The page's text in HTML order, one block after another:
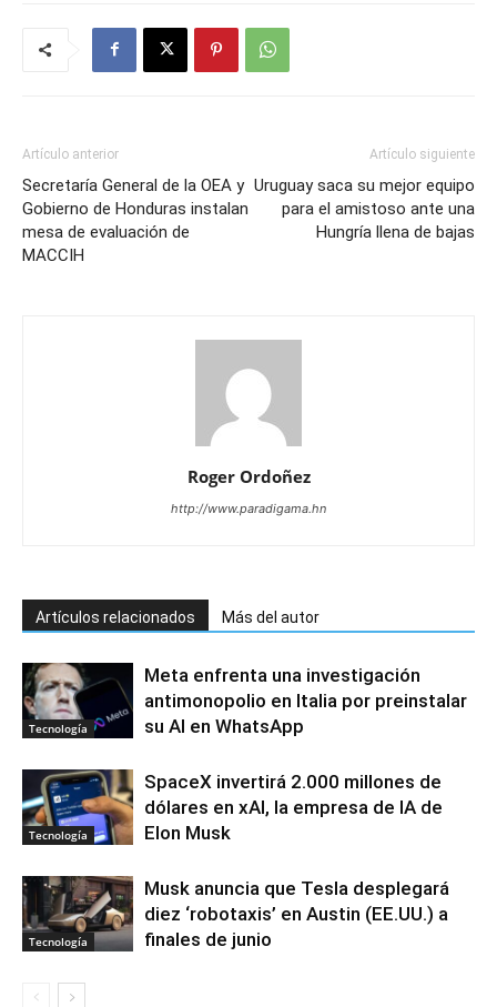
Artículo anterior
Secretaría General de la OEA y
Gobierno de Honduras instalan
mesa de evaluación de
MACCIH
Artículo siguiente
Uruguay saca su mejor equipo
para el amistoso ante una
Hungría llena de bajas
Roger Ordoñez
http://www.paradigama.hn
Artículos relacionados Más del autor
Tecnología
Meta enfrenta una investigación
antimonopolio en Italia por preinstalar
su AI en WhatsApp
Tecnología
SpaceX invertirá 2.000 millones de
dólares en xAI, la empresa de IA de
Elon Musk
Tecnología
Musk anuncia que Tesla desplegará
diez ‘robotaxis’ en Austin (EE.UU.) a
finales de junio